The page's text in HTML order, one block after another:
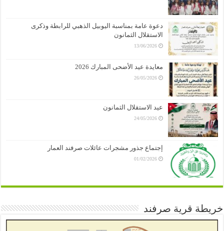
دعوة عامة بمناسبة اليوبيل الذهبي للرابطة وذكرى
الاستقلال الثمانون
13/06/2026
معايدة عيد الأضحى المبارك 2026
26/05/2026
عيد الاستقلال الثمانون
24/05/2026
إجتماع جذور مشجرات عائلات صرفند العمار
01/02/2026
خريطة قرية صرفند